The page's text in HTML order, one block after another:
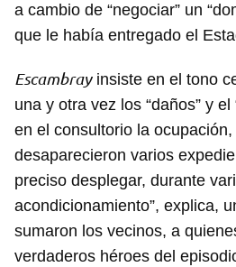
a cambio de “negociar” un
que le había entregado el
Escambrayinsiste en el tono
una y otra vez los “daños” y
en el consultorio la
desaparecieron varios
preciso desplegar, durante
acondicionamiento”, explica,
sumaron los vecinos, a
verdaderos héroes del